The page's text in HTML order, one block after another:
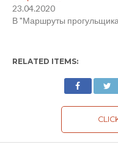
23.04.2020
В "Маршруты
RELATED ITEMS: